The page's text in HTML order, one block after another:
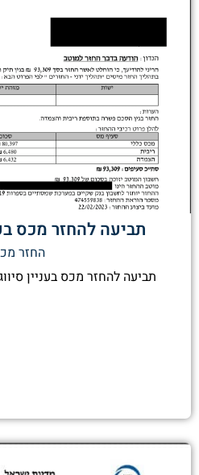
תביעה להחזר מכס
החזר
תביעה להחזר מכס בעניין סיווג